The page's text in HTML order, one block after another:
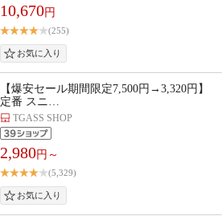
10,670円
(255)
【爆安セール期間限定7,500円→3,320円】
定番 スニ…
TGASS SHOP
2,980円～
(5,329)